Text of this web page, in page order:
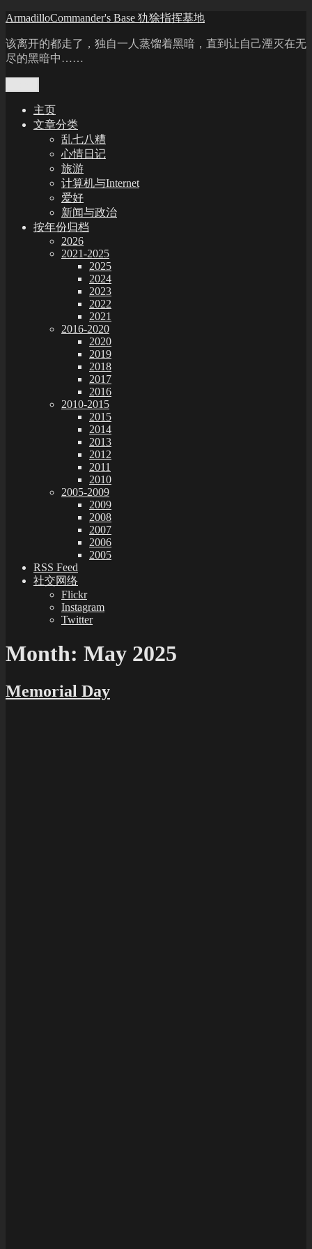
Skip
content
ArmadilloCommander's Base 犰狳指挥基地
该离开的都走了，独自一人蒸馏着黑暗，直到让自己湮灭在无
尽的黑暗中……
主页
文章分类
乱七八糟
心情日记
旅游
计算机与Internet
爱好
新闻与政治
按年份归档
2026
2021-2025
2025
2024
2023
2022
2021
2016-2020
2020
2019
2018
2017
2016
2010-2015
2015
2014
2013
2012
2011
2010
2005-2009
2009
2008
2007
2006
2005
RSS Feed
社交网络
Flickr
Instagram
Twitter
Month: May 2025
Memorial Day